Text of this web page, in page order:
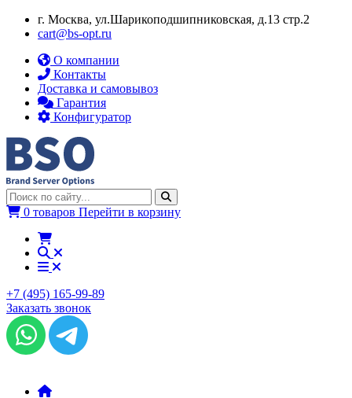
г. Москва, ул.​​Шарикоподшипниковская, д.13 стр.2
cart@bs-opt.ru
О компании
Контакты
Доставка и самовывоз
Гарантия
Конфигуратор
0 товаров Перейти в корзину
+7 (495) 165-99-89
Заказать звонок